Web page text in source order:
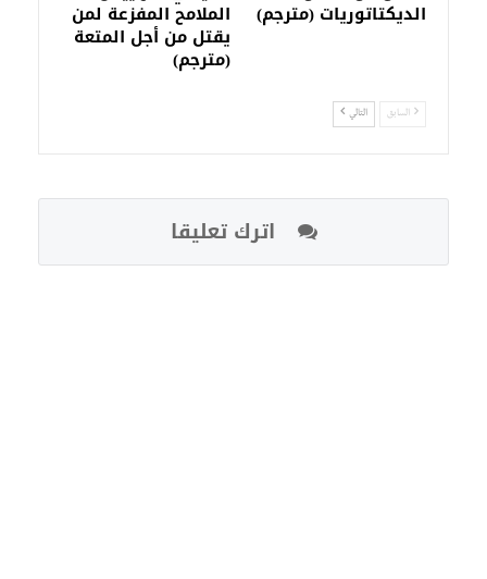
الديكتاتوريات (مترجم) الملامح المفزعة لمن
يقتل من أجل المتعة
(مترجم)
السابق التالي
اترك تعليقا